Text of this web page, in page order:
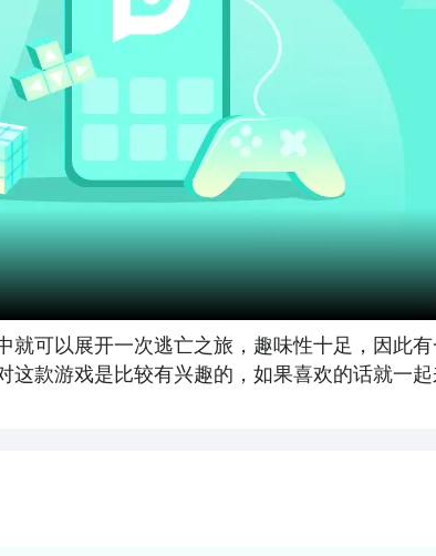
可以展开一次逃亡之旅，趣味性十足，因此
款游戏是比较有兴趣的，如果喜欢的话就一